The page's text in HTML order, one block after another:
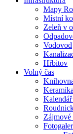
Mapy
Místní
Zeleň v
Vodovod
Hřbitov
Volný čas
Keramika